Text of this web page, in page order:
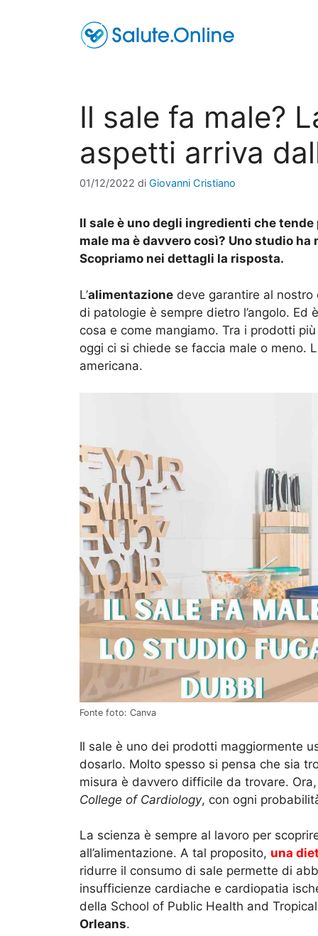
Il sale fa male?
aspetti arriva
01/12/2022 di Giovanni Cristiano
Il sale è uno degli ingredienti che tende
male ma è davvero così? Uno studio
Scopriamo nei dettagli la risposta.
L’alimentazione deve garantire al nostro
di patologie è sempre dietro l’angolo.
cosa e come mangiamo. Tra i prodotti
oggi ci si chiede se faccia male o meno.
americana.
Fonte foto: Canva
Il sale è uno dei prodotti maggiormente
dosarlo. Molto spesso si pensa che sia
misura è davvero difficile da trovare.
College of Cardiology, con ogni
La scienza è sempre al lavoro per
all’alimentazione. A tal proposito, una
ridurre il consumo di sale permette di
insufficienze cardiache e cardiopatia
della School of Public Health and
Orleans.